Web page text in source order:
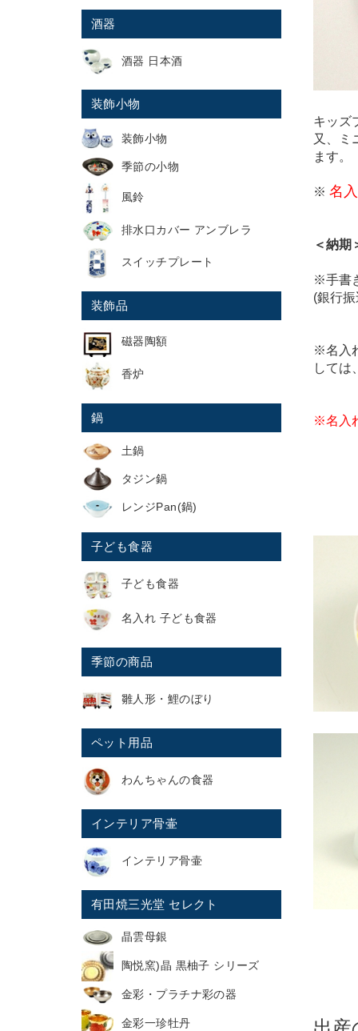
キッズ
又、ミ
ます。
※ 名
＜納期
※手書
(銀行
※名入
しては
※名入
酒器
酒器 日本酒
装飾小物
装飾小物
季節の小物
風鈴
排水口カバー アンブレラ
スイッチプレート
装飾品
磁器陶額
香炉
鍋
土鍋
タジン鍋
レンジPan(鍋)
子ども食器
子ども食器
名入れ 子ども食器
季節の商品
雛人形・鯉のぼり
ペット用品
わんちゃんの食器
インテリア骨壷
インテリア骨壷
有田焼三光堂 セレクト
晶雲母銀
陶悦窯)晶 黒柚子 シリーズ
金彩・プラチナ彩の器
金彩一珍牡丹